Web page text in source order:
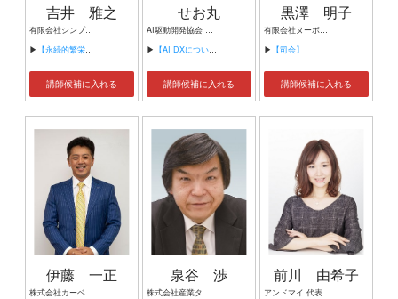
吉井 雅之
有限会社シンプルタスク 代表取締役 習慣形成コンサルタント
▶ 【永続的繁栄の組織づくり】
講師候補に入れる
せお丸
AI駆動開発協会 代表理事 サイバーフリークス株式会社 代表取締役
▶ 【AI DXについて】
講師候補に入れる
黒澤 明子
有限会社ヌーボヌール代表取締役
▶ 【司会】
講師候補に入れる
伊藤 一正
株式会社カーベル代表取締役社長 プロレスラーカーベル伊藤
泉谷 渉
株式会社産業タイムズ社 代表取締役会長 半導体産業新聞 特別編集委員
前川 由希子
アンドマイ 代表 組織活性化コンサルタント